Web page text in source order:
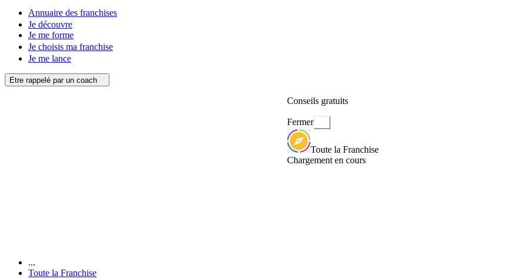
Annuaire des franchises
Je découvre
Je me forme
Je choisis ma franchise
Je me lance
Etre rappelé par un coach
Conseils gratuits
Fermer
Toute la Franchise
Chargement en cours
...
Toute la Franchise